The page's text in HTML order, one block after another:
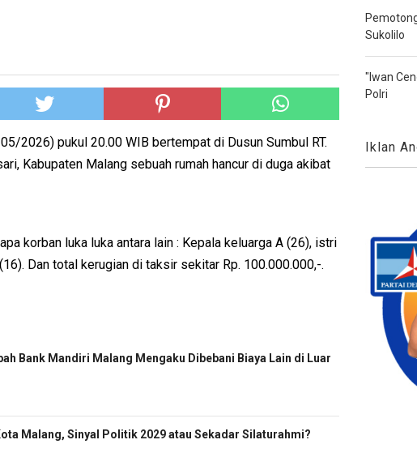
2026) pukul 20.00 WIB bertempat di Dusun Sumbul RT.
Kabupaten Malang sebuah rumah hancur di duga akibat
korban luka luka antara lain : Kepala keluarga A (26), istri
Dan total kerugian di taksir sekitar Rp. 100.000.000,-.
Bank Mandiri Malang Mengaku Dibebani Biaya Lain di Luar
Malang, Sinyal Politik 2029 atau Sekadar Silaturahmi?
Sukolilo
"Iwan
Polri
Iklan